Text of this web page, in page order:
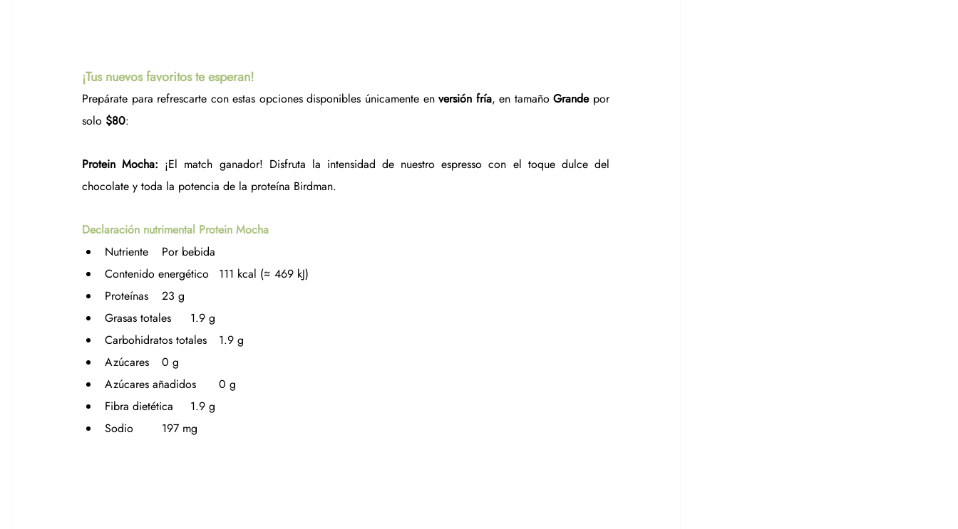
¡Tus nuevos favoritos te esperan!
Prepárate para refrescarte con estas opciones disponibles únicamente en versión fría, en tamaño Grande por
solo $80:
Protein Mocha: ¡El match ganador! Disfruta la intensidad de nuestro espresso con el toque dulce del
chocolate y toda la potencia de la proteína Birdman.
Declaración nutrimental Protein Mocha
Nutriente	Por bebida
Contenido energético	111 kcal (≈ 469 kJ)
Proteínas	23 g
Grasas totales	1.9 g
Carbohidratos totales	1.9 g
Azúcares	0 g
Azúcares añadidos	0 g
Fibra dietética	1.9 g
Sodio	197 mg